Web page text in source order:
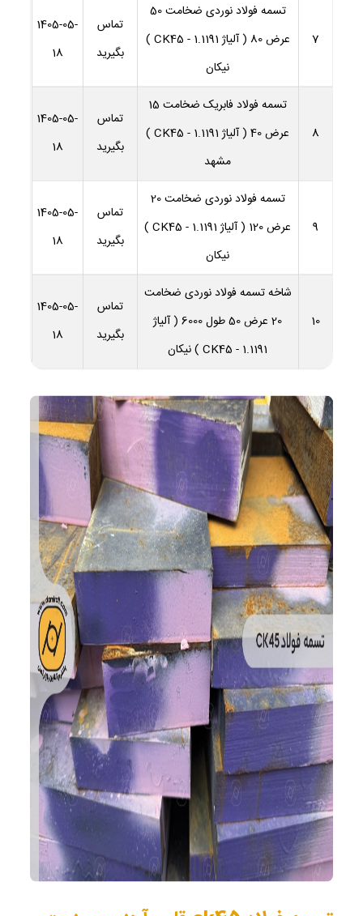
7
تسمه فولاد نوردی ضخامت 50
عرض 80 ( آلیاژ 1.1191 - CK45 )
نیکان
تماس
بگیرید
1405-05-
18
8
تسمه فولاد فابریک ضخامت 15
عرض 40 ( آلیاژ 1.1191 - CK45 )
مشهد
تماس
بگیرید
1405-05-
18
9
تسمه فولاد نوردی ضخامت 20
عرض 120 ( آلیاژ 1.1191 - CK45 )
نیکان
تماس
بگیرید
1405-05-
18
10
شاخه تسمه فولاد نوردی ضخامت
20 عرض 50 طول 6000 ( آلیاژ
1.1191 - CK45 ) نیکان
تماس
بگیرید
1405-05-
18